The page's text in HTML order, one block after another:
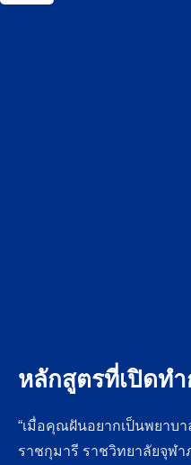
หลักสูตรที่เปิดท
“เมื่อคุณฝันอยากเป็นพยาบ
ราชกุมารี ราชวิทยาลัยจุฬ